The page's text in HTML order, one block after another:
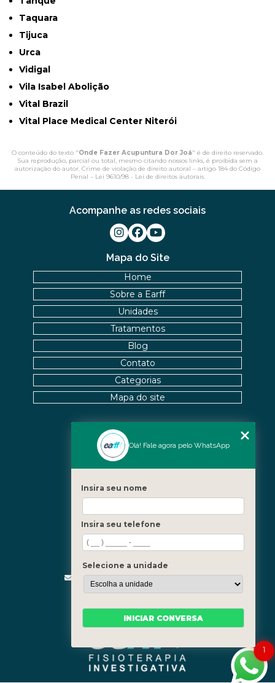
Taquara
Tijuca
Urca
Vidigal
Vila Isabel Abolição
Vital Brazil
Vital Place Medical Center Niterói
O conteúdo do texto "Onde Fazer Acupuntura Dor Joá" é de direito reservado.
Sua reprodução, parcial ou total, mesmo citando nossos links, é proibida sem a
autorização do autor. Crime de violação de direito autoral – artigo 184 do Código
Penal – Lei 9610/98 - Lei de direitos autorais.
Fale Conosco
(21) 3619-5657
(21) 99390-3850
contato@fisioterapiainvestigativa.com
Segunda a sexta, das 7h às 21h
Nossas Unidades
Barra - Rio de Janeiro
Mapa do Site
Home
Sobre a Earff
Unidades
Tratamentos
Blog
Contato
Categorias
Mapa do site
Acompanhe as redes sociais
1
Olá! Fale agora pelo WhatsApp
Insira seu nome
Insira seu telefone
Selecione a unidade
INICIAR CONVERSA